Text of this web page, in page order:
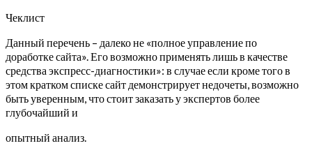
Чеклист
Данный перечень – далеко не «полное управление по
доработке сайта». Его возможно применять лишь в качестве
средства экспресс-диагностики»: в случае если кроме того в
этом кратком списке сайт демонстрирует недочеты, возможно
быть уверенным, что стоит заказать у экспертов более
глубочайший и
опытный анализ.